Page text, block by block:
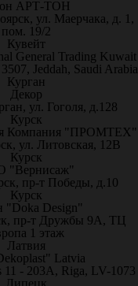
АРТ-ТОН
ул. Маерчака, д. 1,
пом. 19/2
Кувейт
General Trading Kuwait
Jeddah, Saudi Arabia
Курган
Декор
ул. Гоголя, д.128
Курск
Компания "ПРОМТЕХ"
ул. Литовская, 12В
Курск
"Вернисаж"
пр-т Победы, д.10
Курск
"Doka Design"
пр-т Дружбы 9А, ТЦ
1 этаж
Латвия
Latvia
11 - 203A, Riga, LV-1073
Липецк